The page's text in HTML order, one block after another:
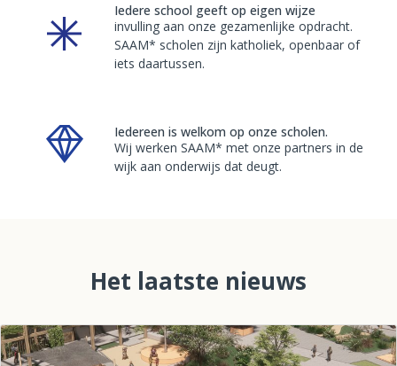
Iedere school geeft op eigen wijze
invulling aan onze gezamenlijke opdracht.
SAAM* scholen zijn katholiek, openbaar of
iets daartussen.
Iedereen is welkom op onze scholen.
Wij werken SAAM* met onze partners in de
wijk aan onderwijs dat deugt.
Het laatste nieuws